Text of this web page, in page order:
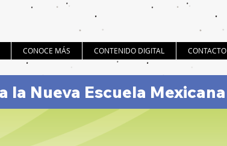
CONOCE MÁS CONTENIDO DIGITAL CONTACTO
la Nueva Escuela Mexicana